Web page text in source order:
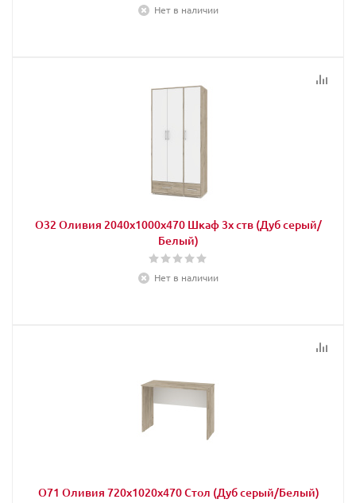
Нет в наличии
О32 Оливия 2040х1000х470 Шкаф 3х ств (Дуб серый/
Белый)
Нет в наличии
О71 Оливия 720х1020х470 Стол (Дуб серый/Белый)